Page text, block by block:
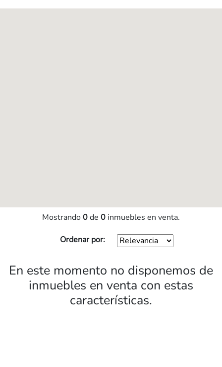
Mostrando0de 0 inmuebles en venta.
Ordenar por:
En este momento no disponemos de
inmuebles en venta con estas
características.